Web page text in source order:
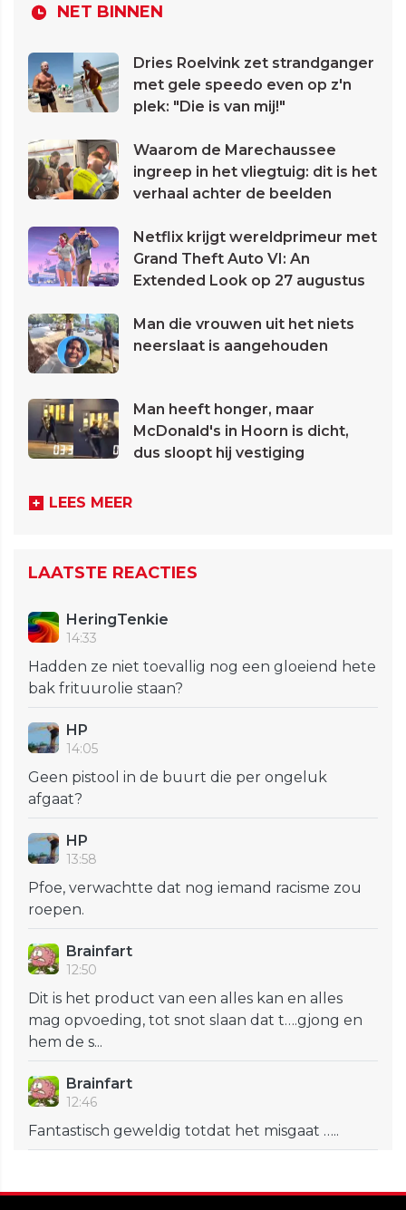
NET BINNEN
Dries Roelvink zet strandganger
met gele speedo even op z'n
plek: "Die is van mij!"
Waarom de Marechaussee
ingreep in het vliegtuig: dit is het
verhaal achter de beelden
Netflix krijgt wereldprimeur met
Grand Theft Auto VI: An
Extended Look op 27 augustus
Man die vrouwen uit het niets
neerslaat is aangehouden
Man heeft honger, maar
McDonald's in Hoorn is dicht,
dus sloopt hij vestiging
LEES MEER
LAATSTE REACTIES
HeringTenkie
14:33
Hadden ze niet toevallig nog een gloeiend hete
bak frituurolie staan?
HP
14:05
Geen pistool in de buurt die per ongeluk
afgaat?
HP
13:58
Pfoe, verwachtte dat nog iemand racisme zou
roepen.
Brainfart
12:50
Dit is het product van een alles kan en alles
mag opvoeding, tot snot slaan dat t….gjong en
hem de s...
Brainfart
12:46
Fantastisch geweldig totdat het misgaat …..